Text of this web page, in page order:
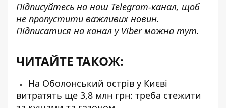
Підписуйтесь на наш Telegram-канал, щоб
не пропустити важливих новин.
Підписатися на канал у Viber можна тут.
ЧИТАЙТЕ ТАКОЖ:
На Оболонський острів у Києві
витратять ще 3,8 млн грн: треба стежити